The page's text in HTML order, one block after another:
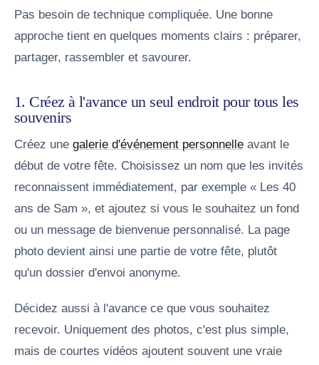
Pas besoin de technique compliquée. Une bonne
approche tient en quelques moments clairs : préparer,
partager, rassembler et savourer.
1. Créez à l'avance un seul endroit pour tous les
souvenirs
Créez une galerie d'événement personnelle avant le
début de votre fête. Choisissez un nom que les invités
reconnaissent immédiatement, par exemple « Les 40
ans de Sam », et ajoutez si vous le souhaitez un fond
ou un message de bienvenue personnalisé. La page
photo devient ainsi une partie de votre fête, plutôt
qu'un dossier d'envoi anonyme.
Décidez aussi à l'avance ce que vous souhaitez
recevoir. Uniquement des photos, c'est plus simple,
mais de courtes vidéos ajoutent souvent une vraie